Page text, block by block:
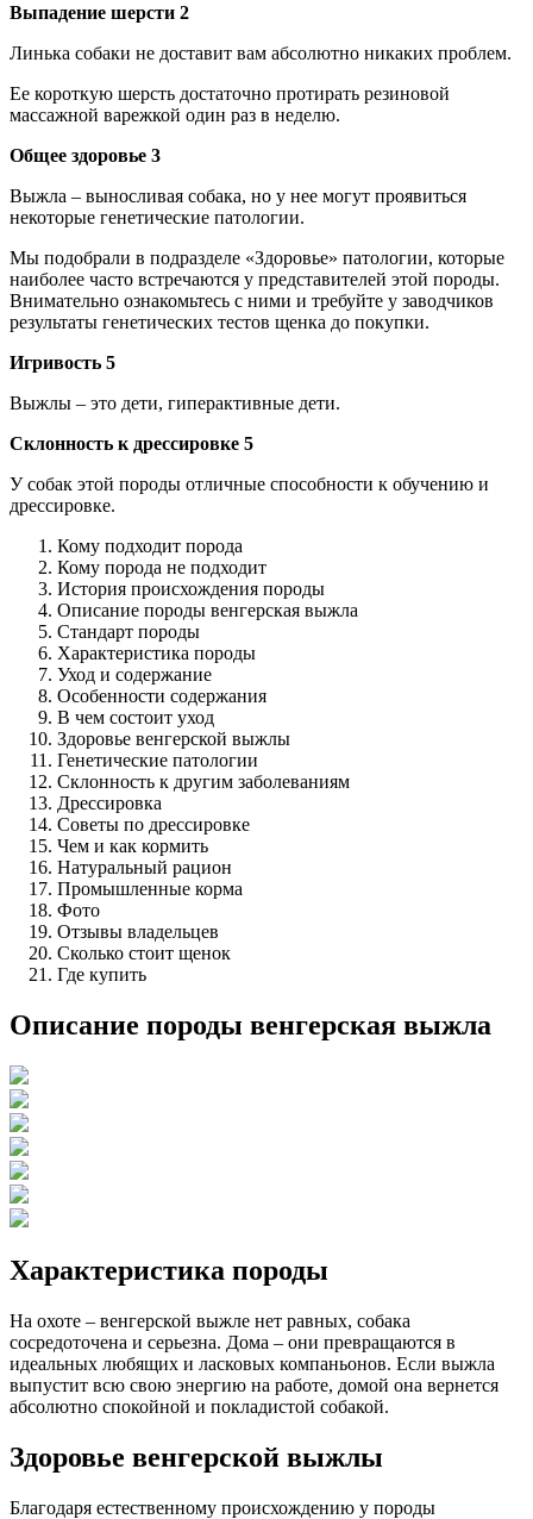
Выпадение шерсти 2
Линька собаки не доставит вам абсолютно никаких проблем.
Ее короткую шерсть достаточно протирать резиновой
массажной варежкой один раз в неделю.
Общее здоровье 3
Выжла – выносливая собака, но у нее могут проявиться
некоторые генетические патологии.
Мы подобрали в подразделе «Здоровье» патологии, которые
наиболее часто встречаются у представителей этой породы.
Внимательно ознакомьтесь с ними и требуйте у заводчиков
результаты генетических тестов щенка до покупки.
Игривость 5
Выжлы – это дети, гиперактивные дети.
Склонность к дрессировке 5
У собак этой породы отличные способности к обучению и
дрессировке.
Кому подходит порода
Кому порода не подходит
История происхождения породы
Описание породы венгерская выжла
Стандарт породы
Характеристика породы
Уход и содержание
Особенности содержания
В чем состоит уход
Здоровье венгерской выжлы
Генетические патологии
Склонность к другим заболеваниям
Дрессировка
Советы по дрессировке
Чем и как кормить
Натуральный рацион
Промышленные корма
Фото
Отзывы владельцев
Сколько стоит щенок
Где купить
Описание породы венгерская выжла
Характеристика породы
На охоте – венгерской выжле нет равных, собака
сосредоточена и серьезна. Дома – они превращаются в
идеальных любящих и ласковых компаньонов. Если выжла
выпустит всю свою энергию на работе, домой она вернется
абсолютно спокойной и покладистой собакой.
Здоровье венгерской выжлы
Благодаря естественному происхождению у породы